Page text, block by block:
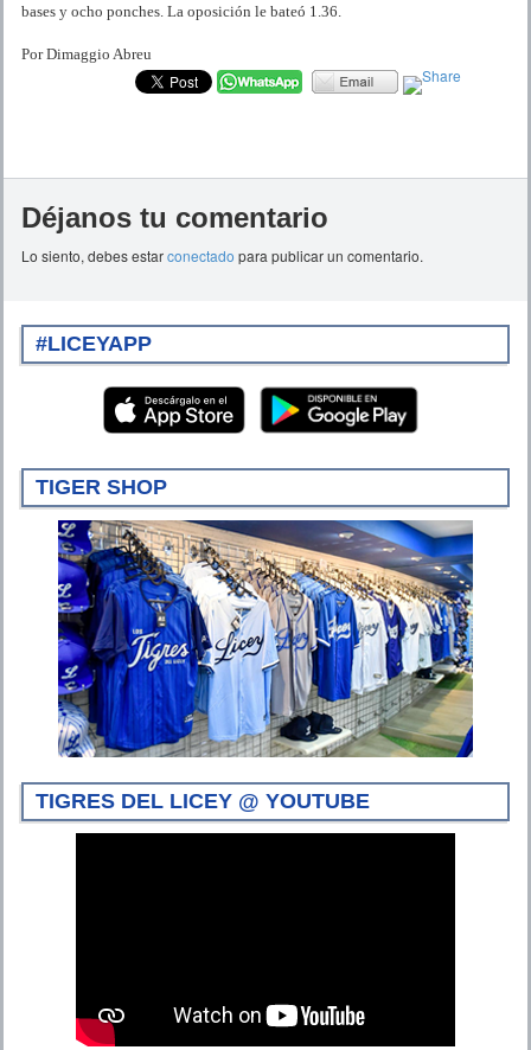
bases y ocho ponches. La oposición le bateó 1.36.
Por Dimaggio Abreu
Déjanos tu comentario
Lo siento, debes estarconectado para publicar un comentario.
#LICEYAPP
TIGER SHOP
TIGRES DEL LICEY @ YOUTUBE